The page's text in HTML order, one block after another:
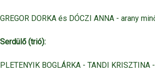
GREGOR DORKA és DÓCZI ANNA - arany
Serdülő (trió):
PLETENYIK BOGLÁRKA - TANDI